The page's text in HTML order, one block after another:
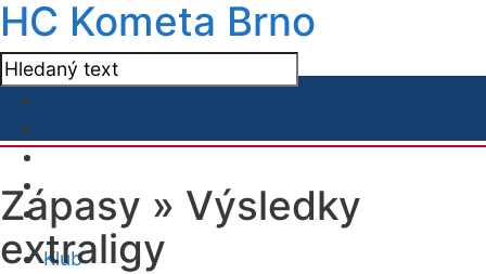
HC Kometa Brno
Klub
Zápasy » Výsledky
extraligy